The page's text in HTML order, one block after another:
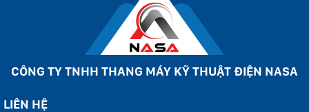
CÔNG TY TNHH THANG MÁY KỸ THUẬT ĐIỆN NASA
LIÊN HỆ